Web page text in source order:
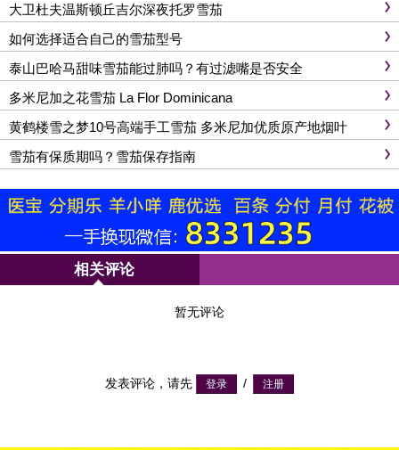
大卫杜夫温斯顿丘吉尔深夜托罗雪茄
如何选择适合自己的雪茄型号
泰山巴哈马甜味雪茄能过肺吗？有过滤嘴是否安全
多米尼加之花雪茄 La Flor Dominicana
黄鹤楼雪之梦10号高端手工雪茄 多米尼加优质原产地烟叶
雪茄有保质期吗？雪茄保存指南
相关评论
暂无评论
发表评论，请先 /